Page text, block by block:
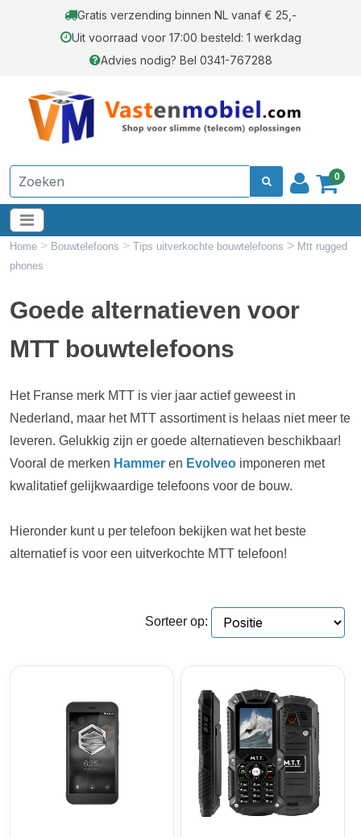
Gratis verzending binnen NL vanaf € 25,-
Uit voorraad voor 17:00 besteld: 1 werkdag
Advies nodig? Bel 0341-767288
0
Home > Bouwtelefoons > Tips uitverkochte bouwtelefoons > Mtt rugged
phones
Goede alternatieven voor
MTT bouwtelefoons
Het Franse merk MTT is vier jaar actief geweest in
Nederland, maar het MTT assortiment is helaas niet meer te
leveren. Gelukkig zijn er goede alternatieven beschikbaar!
Vooral de merken Hammer en Evolveo imponeren met
kwalitatief gelijkwaardige telefoons voor de bouw.
Hieronder kunt u per telefoon bekijken wat het beste
alternatief is voor een uitverkochte MTT telefoon!
Sorteer op: